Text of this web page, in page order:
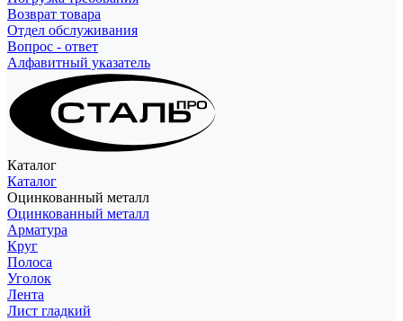
Возврат товара
Отдел обслуживания
Вопрос - ответ
Алфавитный указатель
Каталог
Каталог
Оцинкованный металл
Оцинкованный металл
Арматура
Круг
Полоса
Уголок
Лента
Лист гладкий